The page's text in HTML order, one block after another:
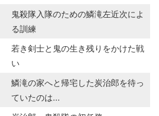
鬼殺隊入隊のための鱗滝左近次によ
る訓練
若き剣士と鬼の生き残りをかけた戦
い
鱗滝の家へと帰宅した炭治郎を待っ
ていたのは...